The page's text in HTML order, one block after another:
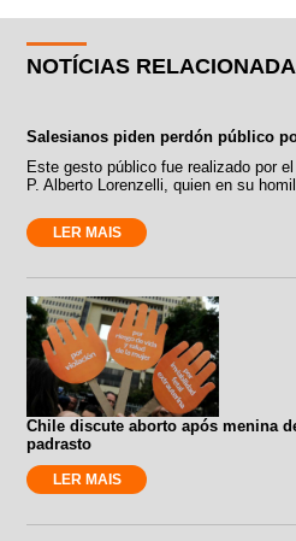
NOTÍCIAS
Salesianos piden perdón público
Este gesto público fue realizado por
P. Alberto Lorenzelli, quien en su
LER MAIS
Chile discute aborto após menina
padrasto
LER MAIS